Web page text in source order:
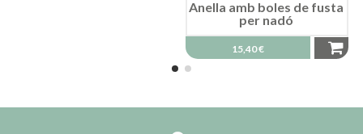
Anella amb boles de fusta
per nadó
15,40 €